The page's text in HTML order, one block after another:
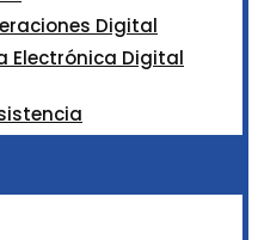
Digital
Electrónica Digital